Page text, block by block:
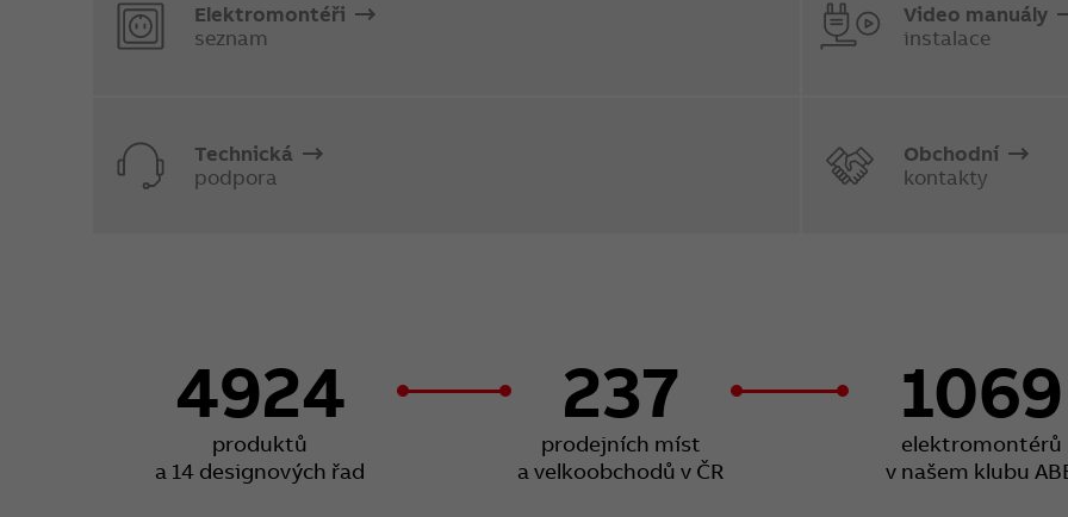
Elektromontéři
seznam
Video manuály
instalace
Technická
podpora
Obchodní
kontakty
4924
produktů
a 14 designových řad
237
prodejních míst
a velkoobchodů v ČR
1069
elektromontérů
v našem klubu